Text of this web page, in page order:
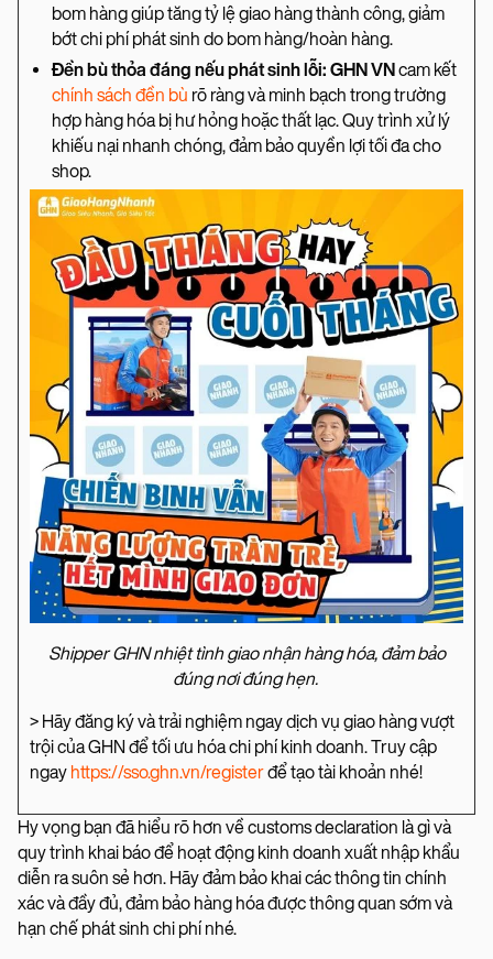
bom hàng giúp tăng tỷ lệ giao hàng thành công, giảm
bớt chi phí phát sinh do bom hàng/hoàn hàng.
Đền bù thỏa đáng nếu phát sinh lỗi: GHN VNcam kết
chính sách đền bù rõ ràng và minh bạch trong trường
hợp hàng hóa bị hư hỏng hoặc thất lạc. Quy trình xử lý
khiếu nại nhanh chóng, đảm bảo quyền lợi tối đa cho
shop.
Shipper GHN nhiệt tình giao nhận hàng hóa, đảm bảo
đúng nơi đúng hẹn.
> Hãy đăng ký và trải nghiệm ngay dịch vụ giao hàng vượt
trội của GHN để tối ưu hóa chi phí kinh doanh. Truy cập
ngay https://sso.ghn.vn/registerđể tạo tài khoản nhé!
Hy vọng bạn đã hiểu rõ hơn về customs declaration là gì và
quy trình khai báo để hoạt động kinh doanh xuất nhập khẩu
diễn ra suôn sẻ hơn. Hãy đảm bảo khai các thông tin chính
xác và đầy đủ, đảm bảo hàng hóa được thông quan sớm và
hạn chế phát sinh chi phí nhé.